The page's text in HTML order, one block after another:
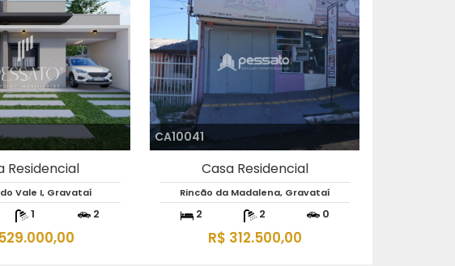
Residencial
Vale I, Gravataí
1 2
CA10041
Casa Residencial
Rincão da Madalena, Gravataí
2 2 0
R$ 312.500,00